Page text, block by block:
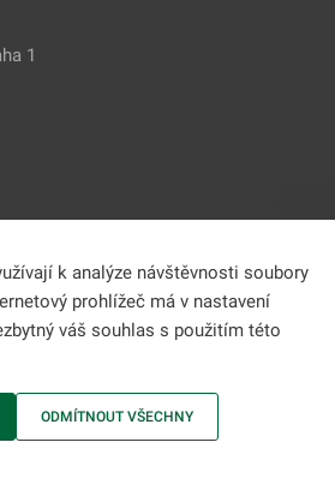
1
zemědělství • Informace jsou poskytovány v
k analýze návštěvnosti soubory
prohlížeč má v nastavení
váš souhlas s použitím této
ODMÍTNOUT VŠECHNY